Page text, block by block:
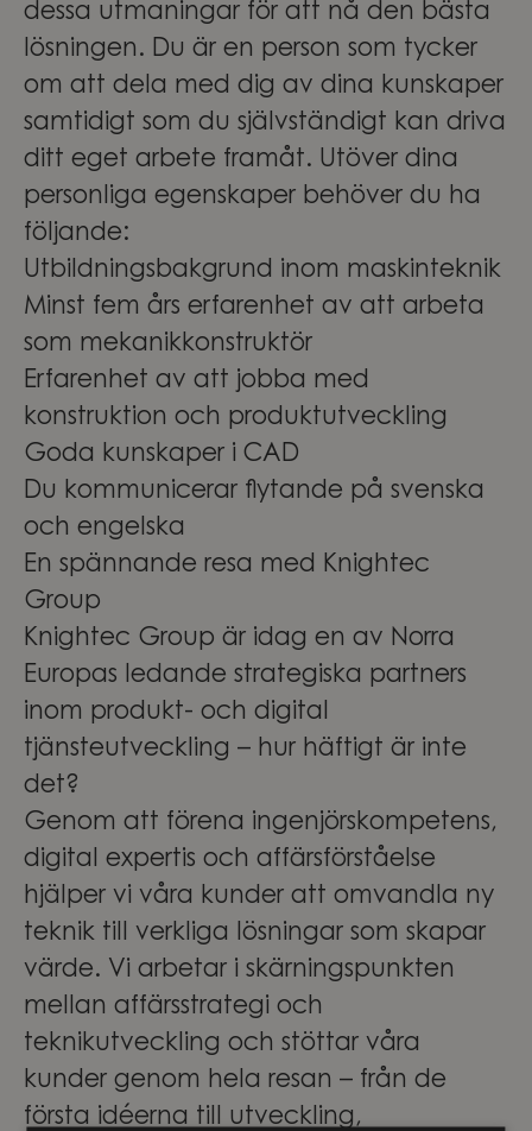
dessa utmaningar för att nå den bästa
lösningen. Du är en person som tycker
om att dela med dig av dina kunskaper
samtidigt som du självständigt kan driva
ditt eget arbete framåt. Utöver dina
personliga egenskaper behöver du ha
följande:
Utbildningsbakgrund inom maskinteknik
Minst fem års erfarenhet av att arbeta
som mekanikkonstruktör
Erfarenhet av att jobba med
konstruktion och produktutveckling
Goda kunskaper i CAD
Du kommunicerar flytande på svenska
och engelska
En spännande resa med Knightec
Group
Knightec Group är idag en av Norra
Europas ledande strategiska partners
inom produkt- och digital
tjänsteutveckling – hur häftigt är inte
det?
Genom att förena ingenjörskompetens,
digital expertis och affärsförståelse
hjälper vi våra kunder att omvandla ny
teknik till verkliga lösningar som skapar
värde. Vi arbetar i skärningspunkten
mellan affärsstrategi och
teknikutveckling och stöttar våra
kunder genom hela resan – från de
första idéerna till utveckling,